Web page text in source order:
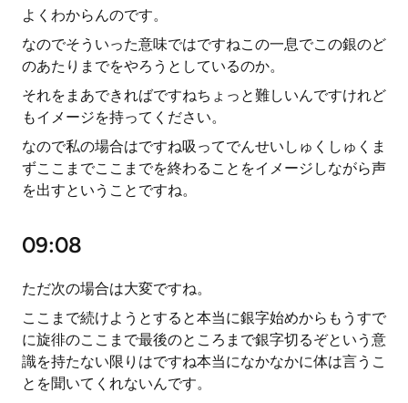
よくわからんのです。
なのでそういった意味ではですねこの一息でこの銀のど
のあたりまでをやろうとしているのか。
それをまあできればですねちょっと難しいんですけれど
もイメージを持ってください。
なので私の場合はですね吸ってでんせいしゅくしゅくま
ずここまでここまでを終わることをイメージしながら声
を出すということですね。
09:08
ただ次の場合は大変ですね。
ここまで続けようとすると本当に銀字始めからもうすで
に旋徘のここまで最後のところまで銀字切るぞという意
識を持たない限りはですね本当になかなかに体は言うこ
とを聞いてくれないんです。